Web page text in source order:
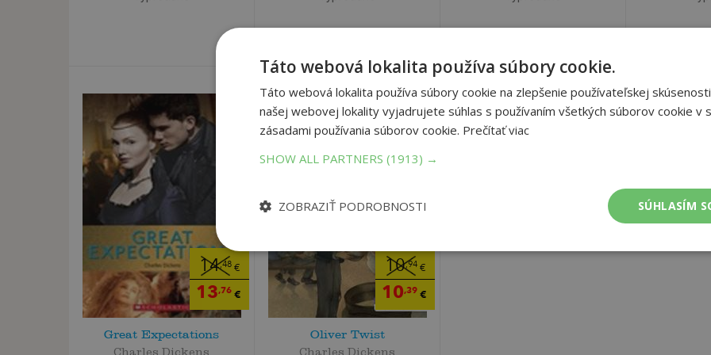
14,48 €
13,76 €
Great Expectations
Charles Dickens
10,94 €
10,39 €
Oliver Twist
Charles Dickens
Táto webová lokalita používa súbory cookie.
Táto webová lokalita používa súbory cookie na zlepšenie používateľskej
našej webovej lokality vyjadrujete súhlas s používaním všetkých súborov cookie v
zásadami používania súborov cookie. Prečítať viac
SHOW ALL PARTNERS (1913) →
SÚHLASÍM
ZOBRAZIŤ PODROBNOSTI